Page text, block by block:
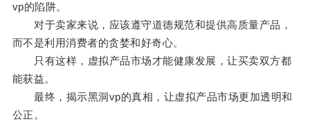
vp的陷阱。
对于卖家来说，应该遵守道德规范和提供高质量产品，
而不是利用消费者的贪婪和好奇心。
只有这样，虚拟产品市场才能健康发展，让买卖双方都
能获益。
最终，揭示黑洞vp的真相，让虚拟产品市场更加透明和
公正。